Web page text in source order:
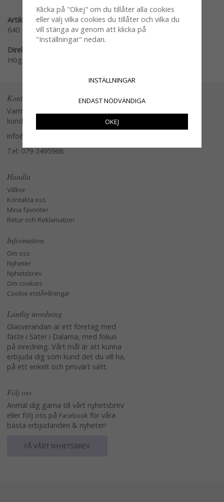
Artikelnummer:
640
Direktlänk:
Högerklicka och kopiera adressen
Kontakta oss
Varmt välkommen att kontakta vår
kundtjänst.
info@glasverandan.se
Tel: 079-3495968
Handla
Villkor
Kontakta oss
Mina favoriter
Retur och Reklamation
Information
Om oss
Nyheter
Nyhetsbrev
Om cookies
Cookie instÃ¤llningar
Lantlig inredning
Glasverandan är ett företag med
fäste i Säter i Dalarna, med fokus
på inredning. Vårt mål är att kunna
erbjuda dig som kund det du vill ha,
på ett enkelt och prisvärt sätt.
Följ oss
Anmäl dig gärna till vårt nyhetsbrev
eller följ oss på Facebook för våra
bästa erbjudanden & nyheter!
FÅ VÅRT NYHETSBREV
Klicka på "Okej" om du tillåter alla cookies
eller välj vilka cookies du tillåter och vilka du
vill stänga av genom att klicka på
"Inställningar" nedan.
INSTÄLLNINGAR
ENDAST NÖDVÄNDIGA
OKEJ